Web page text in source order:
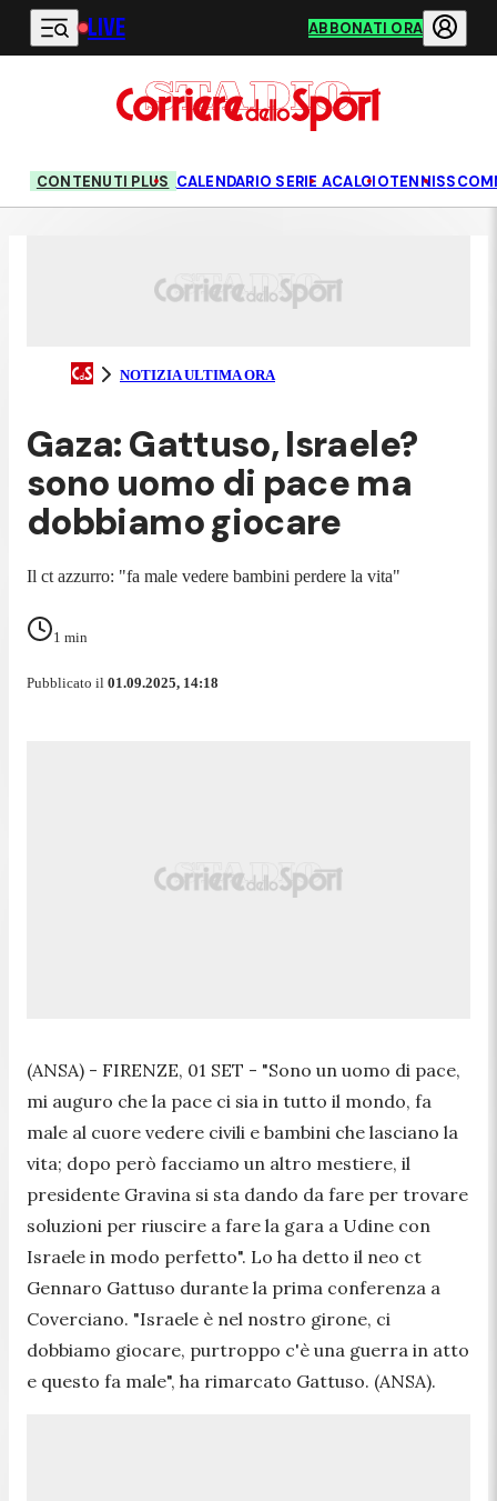
Vai al contenuto principale
LIVE ABBONATI ORA
CONTENUTI PLUS CALENDARIO SERIE ACALCIOTENNIS
NOTIZIA ULTIMA ORA
Gaza: Gattuso, Israele?
sono uomo di pace ma
dobbiamo giocare
Il ct azzurro: "fa male vedere bambini perdere la vita"
1 min
Pubblicato il 01.09.2025, 14:18
(ANSA) - FIRENZE, 01 SET - "Sono un uomo di pace,
mi auguro che la pace ci sia in tutto il mondo, fa
male al cuore vedere civili e bambini che lasciano la
vita; dopo però facciamo un altro mestiere, il
presidente Gravina si sta dando da fare per trovare
soluzioni per riuscire a fare la gara a Udine con
Israele in modo perfetto". Lo ha detto il neo ct
Gennaro Gattuso durante la prima conferenza a
Coverciano. "Israele è nel nostro girone, ci
dobbiamo giocare, purtroppo c'è una guerra in atto
e questo fa male", ha rimarcato Gattuso. (ANSA).